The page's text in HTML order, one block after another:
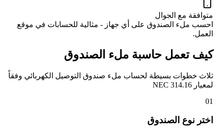
متوافقة مع الجوال
احسب ملء الصندوق على أي جهاز - مثالية للحسابات في موقع
العمل.
كيف تعمل حاسبة ملء الصندوق
ثلاث خطوات بسيطة لحساب ملء صندوق التوصيل الكهربائي وفقاً
لمعيار NEC 314.16
01
اختر نوع الصندوق